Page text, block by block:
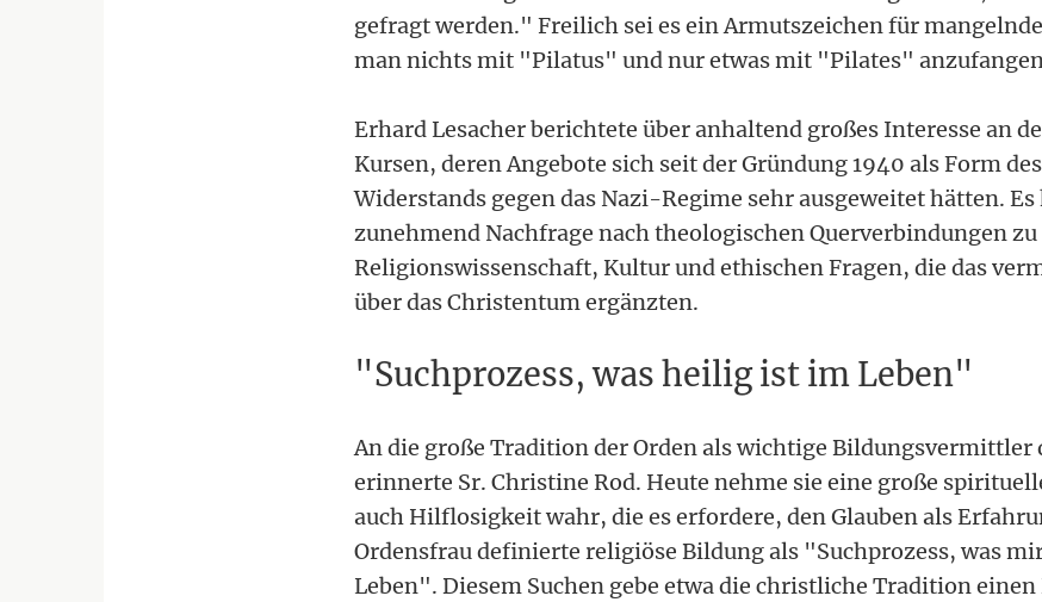
gefragt werden." Freilich sei es ein Armutszeichen für
man nichts mit "Pilatus" und nur etwas mit "Pilates"
Erhard Lesacher berichtete über anhaltend großes Interesse an
Kursen, deren Angebote sich seit der Gründung 1940 als Form
Widerstands gegen das Nazi-Regime sehr ausgeweitet hätten. Es
zunehmend Nachfrage nach theologischen Querverbindungen zu
Religionswissenschaft, Kultur und ethischen Fragen, die das
über das Christentum ergänzten.
"Suchprozess, was heilig ist im Leben"
An die große Tradition der Orden als wichtige Bildungsvermittler
erinnerte Sr. Christine Rod. Heute nehme sie eine große
auch Hilflosigkeit wahr, die es erfordere, den Glauben als
Ordensfrau definierte religiöse Bildung als "Suchprozess, was
Leben". Diesem Suchen gebe etwa die christliche Tradition